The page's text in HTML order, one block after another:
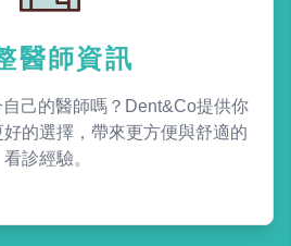
醫師資訊
己的醫師嗎？Dent&Co提供你
的選擇，帶來更方便與舒適的
看診經驗。